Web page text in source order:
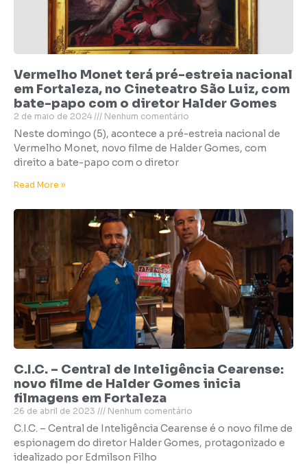
Vermelho Monet terá pré-estreia nacional
em Fortaleza, no Cineteatro São Luiz, com
bate-papo com o diretor Halder Gomes
2 de maio de 2024 Nenhum comentário
Neste domingo (5), acontece a pré-estreia nacional de
Vermelho Monet, novo filme de Halder Gomes, com
direito a bate-papo com o diretor
Read More »
C.I.C. – Central de Inteligência Cearense:
novo filme de Halder Gomes inicia
filmagens em Fortaleza
26 de abril de 2023 Nenhum comentário
C.I.C. – Central de Inteligência Cearense é o novo filme de
espionagem do diretor Halder Gomes, protagonizado e
idealizado por Edmilson Filho